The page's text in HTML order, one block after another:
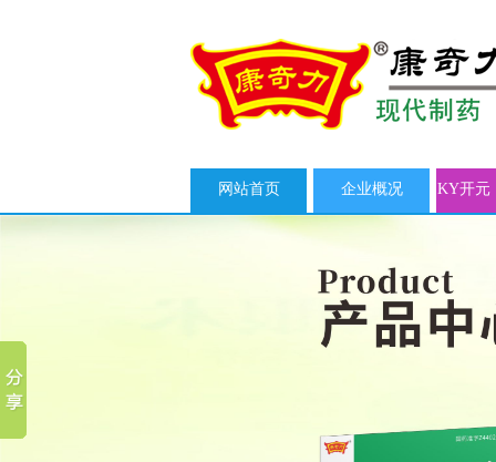
网站首页 企业概况 KY开元